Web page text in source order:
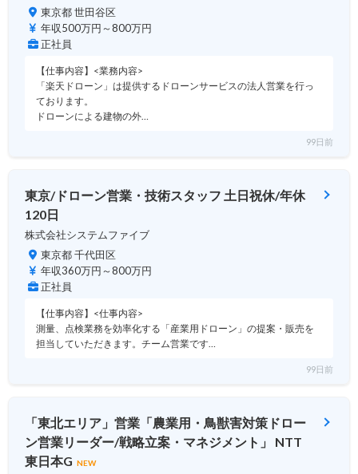
東京都 世田谷区
年収500万円～800万円
正社員
【仕事内容】<業務内容>
「楽天ドローン」は提供するドローンサービスの法人営業を行っ
ております。
ドローンによる建物の外…
99日前
東京/ドローン営業・技術スタッフ 土日祝休/年休
120日
株式会社システムファイブ
東京都 千代田区
年収360万円～800万円
正社員
【仕事内容】<仕事内容>
測量、点検業務を効率化する「産業用ドローン」の提案・販売を
担当していただきます。チーム営業です…
99日前
「東北エリア」営業「農業用・鳥獣害対策ドロー
ン営業リーダー/戦略立案・マネジメント」 NTT
東日本G NEW